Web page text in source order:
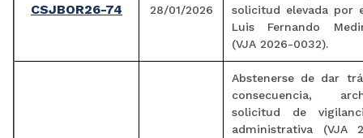
CSJBOR26-74 28/01/2026
solicitud elevada por
Luis Fernando
(VJA 2026-0032).
Abstenerse de dar
consecuencia,
solicitud de
administrativa (VJA